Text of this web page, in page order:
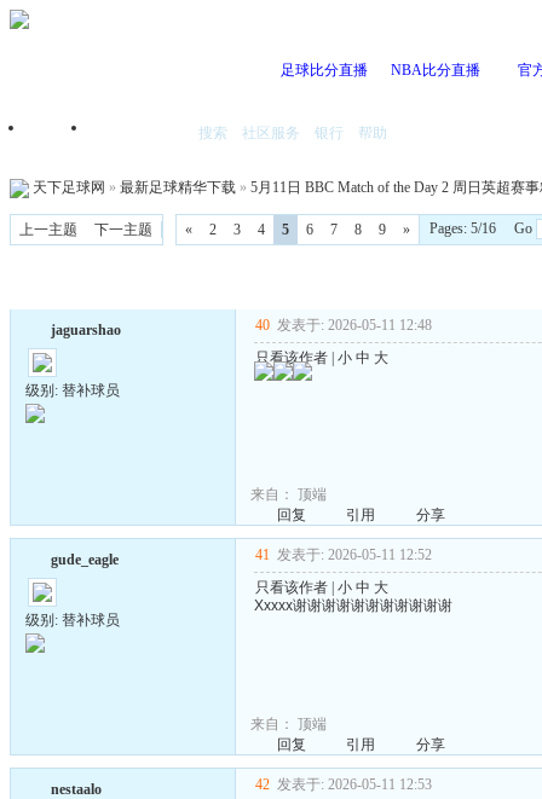
足球比分直播 NBA比分直播 官
首页 搜索 社区服务 银行 帮助
天下足球网 » 最新足球精华下载 » 5月11日 BBC Match of the Day 2 周日英超赛
上一主题 下一主题 « 2 3 4 5 6 7 8 9 » Pages: 5/16 Go
jaguarshao
级别: 替补球员
40 发表于: 2026-05-11 12:48
只看该作者 小 中 大
来自： 顶端
回复
引用 分享
gude_eagle
级别: 替补球员
41 发表于: 2026-05-11 12:52
只看该作者 小 中 大
Xxxxx谢谢谢谢谢谢谢谢谢谢谢
来自： 顶端
回复
引用 分享
nestaalo 42 发表于: 2026-05-11 12:53